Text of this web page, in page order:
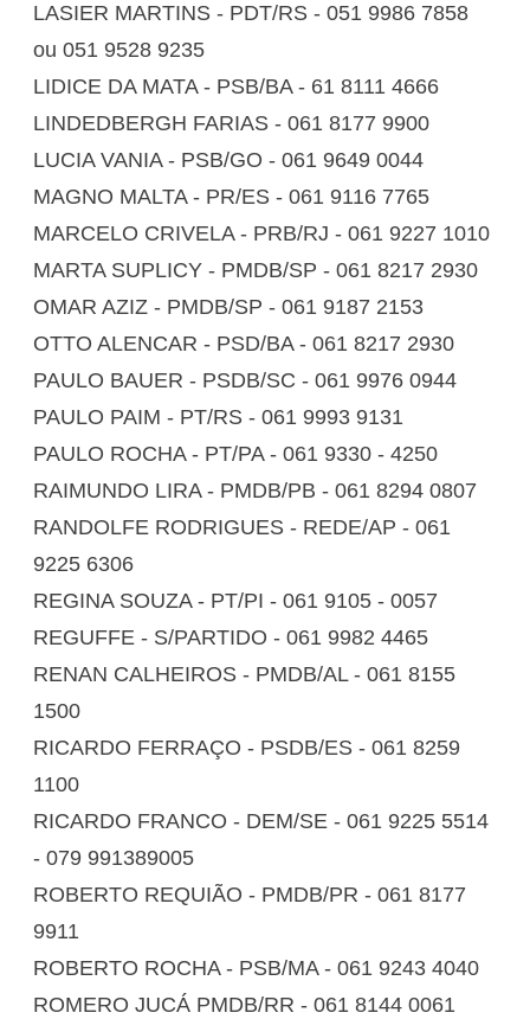
LASIER MARTINS - PDT/RS - 051 9986 7858
ou 051 9528 9235
LIDICE DA MATA - PSB/BA - 61 8111 4666
LINDEDBERGH FARIAS - 061 8177 9900
LUCIA VANIA - PSB/GO - 061 9649 0044
MAGNO MALTA - PR/ES - 061 9116 7765
MARCELO CRIVELA - PRB/RJ - 061 9227 1010
MARTA SUPLICY - PMDB/SP - 061 8217 2930
OMAR AZIZ - PMDB/SP - 061 9187 2153
OTTO ALENCAR - PSD/BA - 061 8217 2930
PAULO BAUER - PSDB/SC - 061 9976 0944
PAULO PAIM - PT/RS - 061 9993 9131
PAULO ROCHA - PT/PA - 061 9330 - 4250
RAIMUNDO LIRA - PMDB/PB - 061 8294 0807
RANDOLFE RODRIGUES - REDE/AP - 061
9225 6306
REGINA SOUZA - PT/PI - 061 9105 - 0057
REGUFFE - S/PARTIDO - 061 9982 4465
RENAN CALHEIROS - PMDB/AL - 061 8155
1500
RICARDO FERRAÇO - PSDB/ES - 061 8259
1100
RICARDO FRANCO - DEM/SE - 061 9225 5514
- 079 991389005
ROBERTO REQUIÃO - PMDB/PR - 061 8177
9911
ROBERTO ROCHA - PSB/MA - 061 9243 4040
ROMERO JUCÁ PMDB/RR - 061 8144 0061